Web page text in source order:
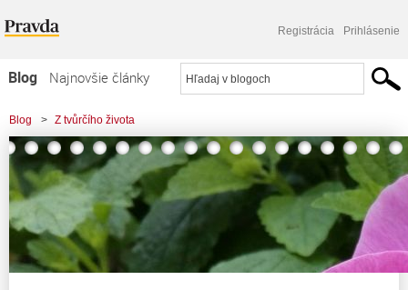
Registrácia Prihlásenie
Blog
Najnovšie články
Najčítanejšie články
Najkomentovanejšie články
Zoznam blogov
Komerčné blogy
Blog > Z tvůrčího života